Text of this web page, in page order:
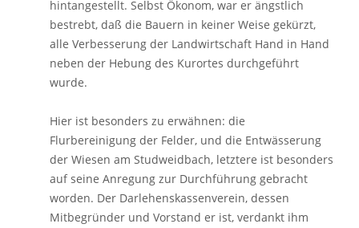
hintangestellt. Selbst Ökonom, war er ängstlich
bestrebt, daß die Bauern in keiner Weise gekürzt,
alle Verbesserung der Landwirtschaft Hand in Hand
neben der Hebung des Kurortes durchgeführt
wurde.
Hier ist besonders zu erwähnen: die
Flurbereinigung der Felder, und die Entwässerung
der Wiesen am Studweidbach, letztere ist besonders
auf seine Anregung zur Durchführung gebracht
worden. Der Darlehenskassenverein, dessen
Mitbegründer und Vorstand er ist, verdankt ihm